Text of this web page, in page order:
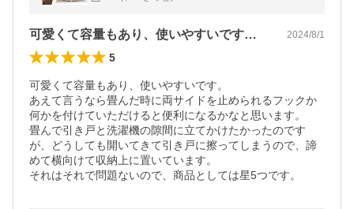
可愛くて容量もあり、使いやすいです。あ… 2024/8/1
5
可愛くて容量もあり、使いやすいです。
あえて言うなら畳んだ時に両サイドを止められるフックか
何かを付けていただけると便利になるかなと思います。
畳んで引き戸と洗濯機の隙間に立てかけたかったのです
が、どうしても開いてきて引き戸に擦ってしまうので、諦
めて横向けて収納上に置いています。
それはそれで問題ないので、商品としては星5つです。